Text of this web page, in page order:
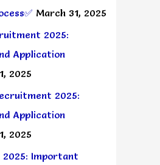
March 31, 2025
2025:
Application
2025
2025:
Application
2025
2025: Important